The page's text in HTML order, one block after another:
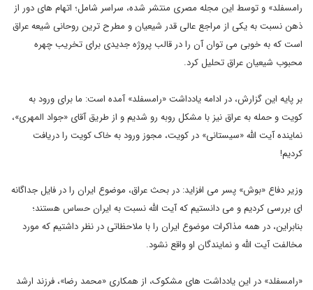
رامسفلد» و توسط این مجله مصری منتشر شده، سراسر شامل؛ اتهام های دور از
ذهن نسبت به یکی از مراجع عالی قدر شیعیان و مطرح ترین روحانی شیعه عراق
است که به خوبی می توان آن را در قالب پروژه جدیدی برای تخریب چهره
محبوب شیعیان عراق تحلیل کرد.
بر پایه این گزارش، در ادامه یادداشت «رامسفلد» آمده است: ما براى ورود به
کويت و حمله به عراق نيز با مشکل روبه رو شديم و از طريق آقاى «جواد المهرى»،
نماينده آيت الله «سيستانى» در کويت، مجوز ورود به خاک کويت را دريافت
کرديم!
وزير دفاع «بوش» پسر می افزاید: در بحث عراق، موضوع ايران را در فايل جداگانه
اى بررسى کرديم و مى دانستيم که آيت الله نسبت به ايران حساس هستند؛
بنابراین، در همه مذاکرات موضوع ايران را با ملاحظاتى در نظر داشتيم که مورد
مخالفت آيت الله و نمايندگان او واقع نشود.
«رامسفلد» در اين يادداشت هاى مشکوک، از همکارى «محمد رضا»، فرزند ارشد